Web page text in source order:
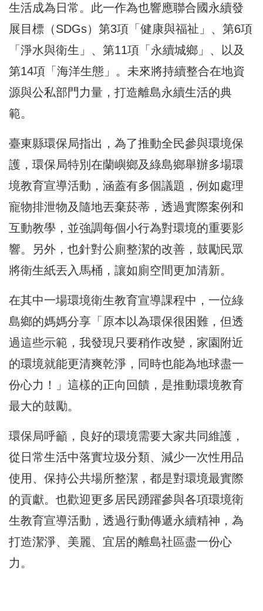
生活成為日常。此一作為也響應聯合國永續發
展目標（SDGs）第3項「健康與福祉」、第6項
「淨水與衛生」、第11項「永續城鄉」、以及
第14項「海洋生態」。未來將持續整合在地資
源與公私部門力量，打造離島永續生活的典
範。
臺東縣環保局指出，為了推動全民參與環境保
護，環保局特別在蘭嶼鄉及綠島鄉舉辦多場環
境教育宣導活動，涵蓋有多個議題，例如處理
寵物排泄物及隨地丟棄菸蒂，透過實際案例和
互動教學，並強調每個小行為對環境的重要影
響。另外，也針對公廁整潔的改善，鼓勵民眾
將衛生紙丟入馬桶，讓如廁空間更加清新。
在其中一場環境衛生教育宣導課程中，一位綠
島鄉的媽媽分享「原本以為環保很困難，但透
過這些示範，我發現只要稍作改變，家園附近
的環境就能更清爽乾淨，同時也能為地球盡一
份心力！」這樣的正向回饋，是推動環境教育
最大的鼓勵。
環保局呼籲，良好的環境需要大家共同維護，
從日常生活中落實垃圾分類、減少一次性用品
使用、保持公共場所整潔，都是對環境最實際
的貢獻。也歡迎更多居民踴躍參與各項環境衛
生教育宣導活動，透過行動傳遞永續精神，為
打造潔淨、美麗、宜居的離島社區盡一份心
力。